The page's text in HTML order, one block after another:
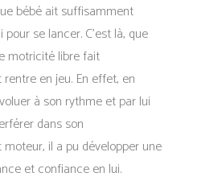
bébé ait suffisamment
se lancer. C’est là, que
motricité libre fait
en jeu. En effet, en
à son rythme et par lui
dans son
il a pu développer une
et confiance en lui.